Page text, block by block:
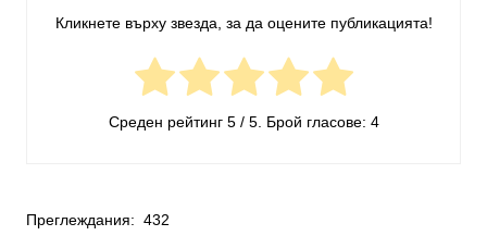
Кликнете върху звезда, за да оцените публикацията!
Среден рейтинг 5/ 5. Брой гласове: 4
Преглеждания: 432